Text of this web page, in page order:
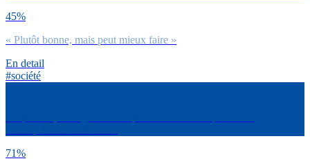
45%
« Plutôt bonne, mais peut mieux faire »
En detail
#société
71%